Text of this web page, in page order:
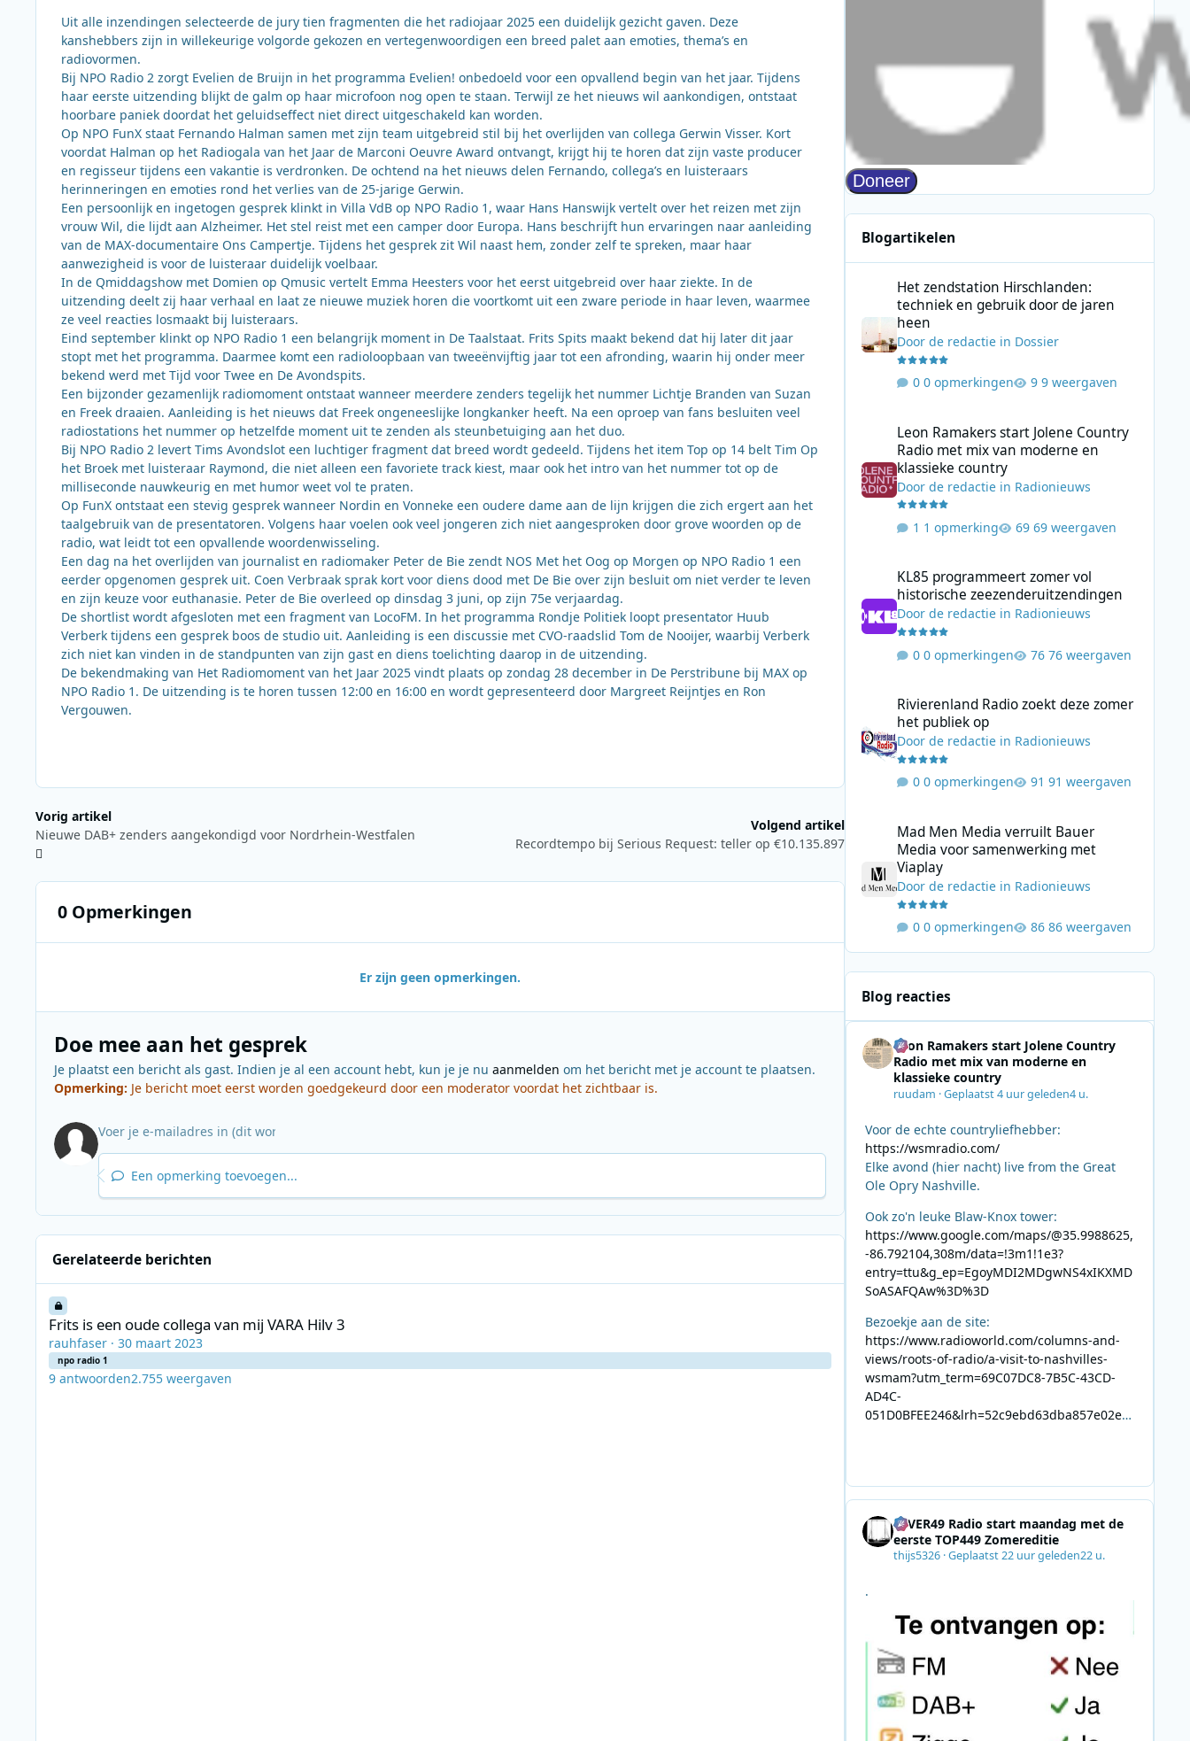
Uit alle inzendingen selecteerde de jury tien fragmenten die het radiojaar 2025 een duidelijk gezicht gaven. Deze
kanshebbers zijn in willekeurige volgorde gekozen en vertegenwoordigen een breed palet aan emoties, thema’s en
radiovormen.
Bij NPO Radio 2 zorgt Evelien de Bruijn in het programma Evelien! onbedoeld voor een opvallend begin van het jaar. Tijdens
haar eerste uitzending blijkt de galm op haar microfoon nog open te staan. Terwijl ze het nieuws wil aankondigen, ontstaat
hoorbare paniek doordat het geluidseffect niet direct uitgeschakeld kan worden.
Op NPO FunX staat Fernando Halman samen met zijn team uitgebreid stil bij het overlijden van collega Gerwin Visser. Kort
voordat Halman op het Radiogala van het Jaar de Marconi Oeuvre Award ontvangt, krijgt hij te horen dat zijn vaste producer
en regisseur tijdens een vakantie is verdronken. De ochtend na het nieuws delen Fernando, collega’s en luisteraars
herinneringen en emoties rond het verlies van de 25-jarige Gerwin.
Een persoonlijk en ingetogen gesprek klinkt in Villa VdB op NPO Radio 1, waar Hans Hanswijk vertelt over het reizen met zijn
vrouw Wil, die lijdt aan Alzheimer. Het stel reist met een camper door Europa. Hans beschrijft hun ervaringen naar aanleiding
van de MAX-documentaire Ons Campertje. Tijdens het gesprek zit Wil naast hem, zonder zelf te spreken, maar haar
aanwezigheid is voor de luisteraar duidelijk voelbaar.
In de Qmiddagshow met Domien op Qmusic vertelt Emma Heesters voor het eerst uitgebreid over haar ziekte. In de
uitzending deelt zij haar verhaal en laat ze nieuwe muziek horen die voortkomt uit een zware periode in haar leven, waarmee
ze veel reacties losmaakt bij luisteraars.
Eind september klinkt op NPO Radio 1 een belangrijk moment in De Taalstaat. Frits Spits maakt bekend dat hij later dit jaar
stopt met het programma. Daarmee komt een radioloopbaan van tweeënvijftig jaar tot een afronding, waarin hij onder meer
bekend werd met Tijd voor Twee en De Avondspits.
Een bijzonder gezamenlijk radiomoment ontstaat wanneer meerdere zenders tegelijk het nummer Lichtje Branden van Suzan
en Freek draaien. Aanleiding is het nieuws dat Freek ongeneeslijke longkanker heeft. Na een oproep van fans besluiten veel
radiostations het nummer op hetzelfde moment uit te zenden als steunbetuiging aan het duo.
Bij NPO Radio 2 levert Tims Avondslot een luchtiger fragment dat breed wordt gedeeld. Tijdens het item Top op 14 belt Tim Op
het Broek met luisteraar Raymond, die niet alleen een favoriete track kiest, maar ook het intro van het nummer tot op de
milliseconde nauwkeurig en met humor weet vol te praten.
Op FunX ontstaat een stevig gesprek wanneer Nordin en Vonneke een oudere dame aan de lijn krijgen die zich ergert aan het
taalgebruik van de presentatoren. Volgens haar voelen ook veel jongeren zich niet aangesproken door grove woorden op de
radio, wat leidt tot een opvallende woordenwisseling.
Een dag na het overlijden van journalist en radiomaker Peter de Bie zendt NOS Met het Oog op Morgen op NPO Radio 1 een
eerder opgenomen gesprek uit. Coen Verbraak sprak kort voor diens dood met De Bie over zijn besluit om niet verder te leven
en zijn keuze voor euthanasie. Peter de Bie overleed op dinsdag 3 juni, op zijn 75e verjaardag.
De shortlist wordt afgesloten met een fragment van LocoFM. In het programma Rondje Politiek loopt presentator Huub
Verberk tijdens een gesprek boos de studio uit. Aanleiding is een discussie met CVO-raadslid Tom de Nooijer, waarbij Verberk
zich niet kan vinden in de standpunten van zijn gast en diens toelichting daarop in de uitzending.
De bekendmaking van Het Radiomoment van het Jaar 2025 vindt plaats op zondag 28 december in De Perstribune bij MAX op
NPO Radio 1. De uitzending is te horen tussen 12:00 en 16:00 en wordt gepresenteerd door Margreet Reijntjes en Ron
Vergouwen.
Vorig artikel
Nieuwe DAB+ zenders aangekondigd voor Nordrhein-Westfalen
Volgend artikel
Recordtempo bij Serious Request: teller op €10.135.897
0 Opmerkingen
Er zijn geen opmerkingen.
Doe mee aan het gesprek
Je plaatst een bericht als gast. Indien je al een account hebt, kun je je nu aanmelden om het bericht met je account te plaatsen.
Opmerking: Je bericht moet eerst worden goedgekeurd door een moderator voordat het zichtbaar is.
Een opmerking toevoegen...
Gerelateerde berichten
Frits is een oude collega van mij VARA Hilv 3
Frits is een oude collega van mij VARA Hilv 3
rauhfaser · 30 maart 2023
npo radio 1
9 antwoorden2.755 weergaven
Blogartikelen
Het zendstation Hirschlanden:
techniek en gebruik door de jaren
heen
Door de redactiein Dossier
0 opmerkingen 9 weergaven
Leon Ramakers start Jolene Country
Radio met mix van moderne en
klassieke country
Door de redactiein Radionieuws
1 opmerking 69 weergaven
KL85 programmeert zomer vol
historische zeezenderuitzendingen
Door de redactiein Radionieuws
0 opmerkingen 76 weergaven
Rivierenland Radio zoekt deze zomer
het publiek op
Door de redactiein Radionieuws
0 opmerkingen 91 weergaven
Mad Men Media verruilt Bauer
Media voor samenwerking met
Viaplay
Door de redactiein Radionieuws
0 opmerkingen 86 weergaven
Blog reacties
Leon Ramakers start Jolene Country
Radio met mix van moderne en
klassieke country
ruudam ·Geplaatst4 uur geleden4 u.
Voor de echte countryliefhebber:
https://wsmradio.com/
Elke avond (hier nacht) live from the Great
Ole Opry Nashville.
Ook zo'n leuke Blaw-Knox tower:
https://www.google.com/maps/@35.9988625,
-86.792104,308m/data=!3m1!1e3?
entry=ttu&g_ep=EgoyMDI2MDgwNS4xIKXMD
SoASAFQAw%3D%3D
Bezoekje aan de site:
https://www.radioworld.com/columns-and-
views/roots-of-radio/a-visit-to-nashvilles-
wsmam?utm_term=69C07DC8-7B5C-43CD-
AD4C-
051D0BFEE246&lrh=52c9ebd63dba857e02ec
AB2831C8A639&utm_medium=email&utm_co
8F09201A140D&utm_source=SmartBrief
4EVER49 Radio start maandag met de
eerste TOP449 Zomereditie
thijs5326·Geplaatst22 uur geleden22 u.
.